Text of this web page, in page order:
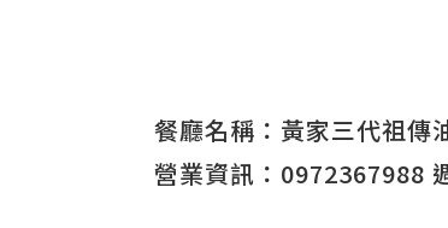
餐廳名稱：黃家三代祖傳
營業資訊：0972367988